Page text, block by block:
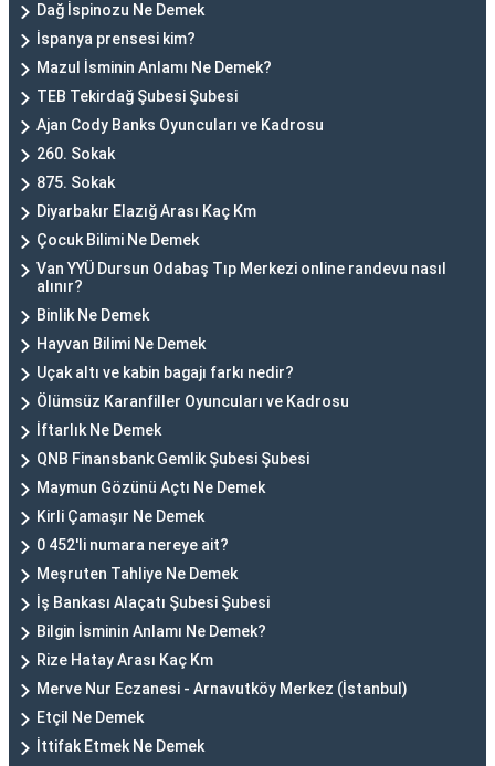
Dağ İspinozu Ne Demek
İspanya prensesi kim?
Mazul İsminin Anlamı Ne Demek?
TEB Tekirdağ Şubesi Şubesi
Ajan Cody Banks Oyuncuları ve Kadrosu
260. Sokak
875. Sokak
Diyarbakır Elazığ Arası Kaç Km
Çocuk Bilimi Ne Demek
Van YYÜ Dursun Odabaş Tıp Merkezi online randevu nasıl
alınır?
Binlik Ne Demek
Hayvan Bilimi Ne Demek
Uçak altı ve kabin bagajı farkı nedir?
Ölümsüz Karanfiller Oyuncuları ve Kadrosu
İftarlık Ne Demek
QNB Finansbank Gemlik Şubesi Şubesi
Maymun Gözünü Açtı Ne Demek
Kirli Çamaşır Ne Demek
0 452'li numara nereye ait?
Meşruten Tahliye Ne Demek
İş Bankası Alaçatı Şubesi Şubesi
Bilgin İsminin Anlamı Ne Demek?
Rize Hatay Arası Kaç Km
Merve Nur Eczanesi - Arnavutköy Merkez (İstanbul)
Etçil Ne Demek
İttifak Etmek Ne Demek